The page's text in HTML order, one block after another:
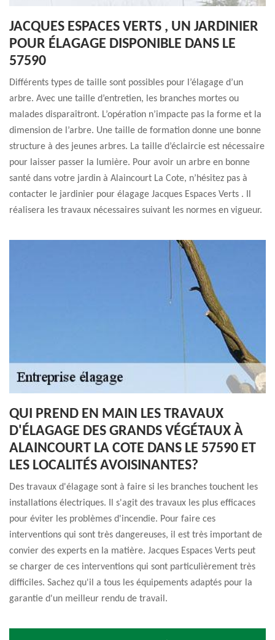
JACQUES ESPACES VERTS , UN JARDINIER
POUR ÉLAGAGE DISPONIBLE DANS LE
57590
Différents types de taille sont possibles pour l’élagage d’un
arbre. Avec une taille d’entretien, les branches mortes ou
malades disparaîtront. L’opération n’impacte pas la forme et la
dimension de l’arbre. Une taille de formation donne une bonne
structure à des jeunes arbres. La taille d’éclaircie est nécessaire
pour laisser passer la lumière. Pour avoir un arbre en bonne
santé dans votre jardin à Alaincourt La Cote, n’hésitez pas à
contacter le jardinier pour élagage Jacques Espaces Verts . Il
réalisera les travaux nécessaires suivant les normes en vigueur.
QUI PREND EN MAIN LES TRAVAUX
D'ÉLAGAGE DES GRANDS VÉGÉTAUX À
ALAINCOURT LA COTE DANS LE 57590 ET
LES LOCALITÉS AVOISINANTES?
Des travaux d'élagage sont à faire si les branches touchent les
installations électriques. Il s'agit des travaux les plus efficaces
pour éviter les problèmes d'incendie. Pour faire ces
interventions qui sont très dangereuses, il est très important de
convier des experts en la matière. Jacques Espaces Verts peut
se charger de ces interventions qui sont particulièrement très
difficiles. Sachez qu'il a tous les équipements adaptés pour la
garantie d'un meilleur rendu de travail.